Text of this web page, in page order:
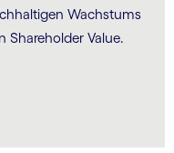
Wachstums
Shareholder Value.